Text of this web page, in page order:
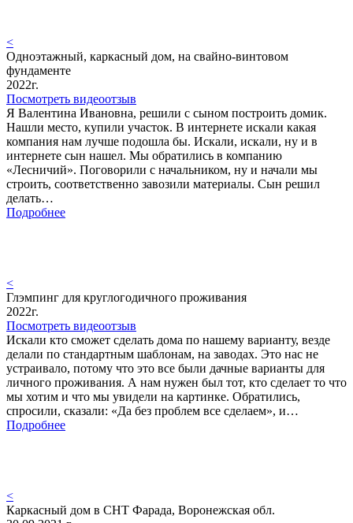
<
Одноэтажный, каркасный дом, на свайно-винтовом
фундаменте
2022г.
Посмотреть видеоотзыв
Я Валентина Ивановна, решили с сыном построить домик.
Нашли место, купили участок. В интернете искали какая
компания нам лучше подошла бы. Искали, искали, ну и в
интернете сын нашел. Мы обратились в компанию
«Лесничий». Поговорили с начальником, ну и начали мы
строить, соответственно завозили материалы. Сын решил
делать…
Подробнее
<
Глэмпинг для круглогодичного проживания
2022г.
Посмотреть видеоотзыв
Искали кто сможет сделать дома по нашему варианту, везде
делали по стандартным шаблонам, на заводах. Это нас не
устраивало, потому что это все были дачные варианты для
личного проживания. А нам нужен был тот, кто сделает то что
мы хотим и что мы увидели на картинке. Обратились,
спросили, сказали: «Да без проблем все сделаем», и…
Подробнее
<
Каркасный дом в СНТ Фарада, Воронежская обл.